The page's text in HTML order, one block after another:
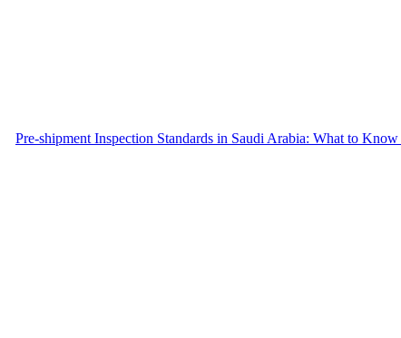
Pre-shipment Inspection Standards in Saudi Arabia: What to Know